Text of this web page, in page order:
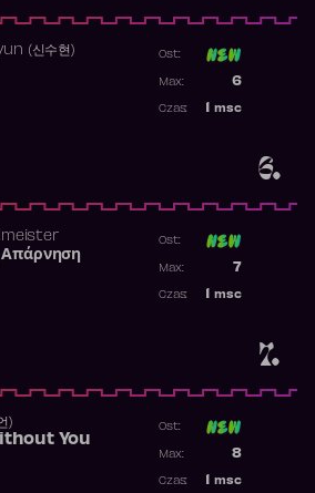
6.
(신수현) Ost:
6
Max:
msc
Czas:
7.
Απάρνηση
Ost:
7
Max:
msc
Czas:
)
You
Ost:
8
Max:
msc
Czas: